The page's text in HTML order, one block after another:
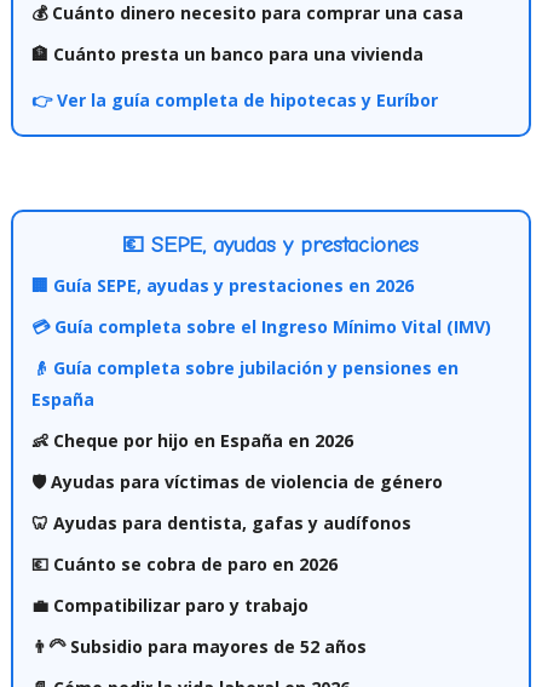
💰 Cuánto dinero necesito para comprar una casa
🏦 Cuánto presta un banco para una vivienda
👉 Ver la guía completa de hipotecas y Euríbor
💶 SEPE, ayudas y prestaciones
🏢 Guía SEPE, ayudas y prestaciones en 2026
💳 Guía completa sobre el Ingreso Mínimo Vital (IMV)
👴 Guía completa sobre jubilación y pensiones en
España
👶 Cheque por hijo en España en 2026
🛡️ Ayudas para víctimas de violencia de género
🦷 Ayudas para dentista, gafas y audífonos
💶 Cuánto se cobra de paro en 2026
💼 Compatibilizar paro y trabajo
👨‍🦳 Subsidio para mayores de 52 años